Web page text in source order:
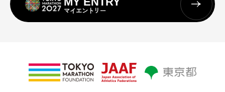
マイエントリー